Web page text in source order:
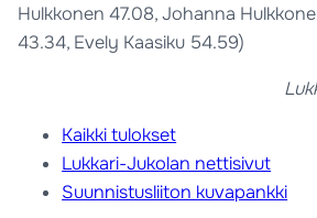
Hulkkonen 47.08, Johanna
43.34, Evely Kaasiku 54.59)
Kaikki tulokset
Lukkari-Jukolan nettisivut
Suunnistusliiton kuvapankki